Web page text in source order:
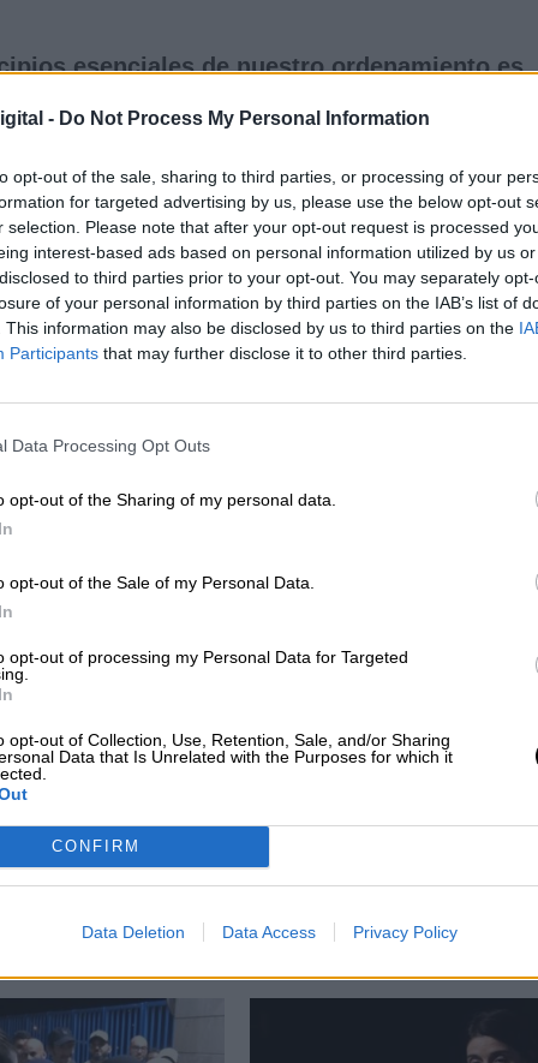
- Do Not Process My Personal Information
opt-out of the sale, sharing to third parties, or processing of your
for targeted advertising by us, please use the below opt-out
selection. Please note that after your opt-out request is processed
interest-based ads based on personal information utilized by us
to third parties prior to your opt-out. You may separately
of your personal information by third parties on the IAB’s list of
This information may also be disclosed by us to third parties on the
Participants that may further disclose it to other third parties.
Data Processing Opt Outs
opt-out of the Sharing of my personal data.
opt-out of the Sale of my Personal Data.
opt-out of processing my Personal Data for Targeted
opt-out of Collection, Use, Retention, Sale, and/or Sharing
Data that Is Unrelated with the Purposes for which it
CONFIRM
Data Deletion Data Access Privacy Policy
esenciales de nuestro ordenamiento es
términos,
la obligación de las normas vigentes, sin
en el propio texto normativo", remarca.
con Marruecos el encuentro de los
con sus familias
RELACIONADAS
Luis Planas pide la colaboración del PP
Marruecos